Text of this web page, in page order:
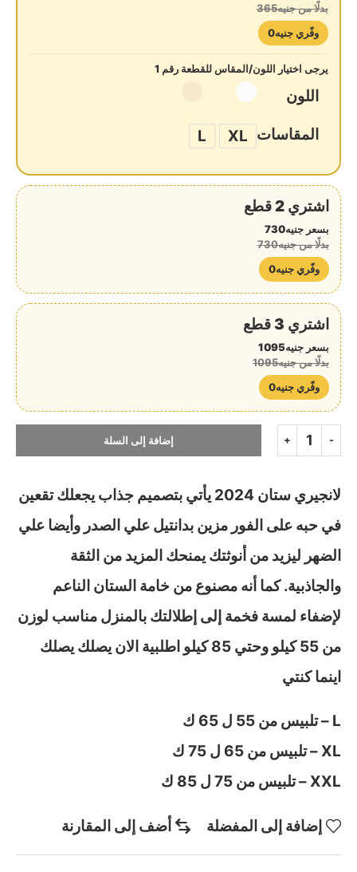
بدلًا من جنيه365
وفّري جنيه0
يرجى اختيار اللون/المقاس للقطعة رقم 1
اللون
المقاسات XL
L
اشتري 2 قطع
بسعر جنيه730
بدلًا من جنيه730
وفّري جنيه0
اشتري 3 قطع
بسعر جنيه1095
بدلًا من جنيه1095
وفّري جنيه0
إضافة إلى السلة
لانجيري ستان 2024 يأتي بتصميم جذاب يجعلك تقعين
في حبه على الفور مزين بدانتيل علي الصدر وأيضا علي
الضهر ليزيد من أنوثتك يمنحك المزيد من الثقة
والجاذبية. كما أنه مصنوع من خامة الستان الناعم
لإضفاء لمسة فخمة إلى إطلالتك بالمنزل مناسب لوزن
من 55 كيلو وحتي 85 كيلو اطلبية الان يصلك يصلك
اينما كنتي
L – تلبيس من 55 ل 65 ك
XL – تلبيس من 65 ل 75 ك
XXL – تلبيس من 75 ل 85 ك
إضافة إلى المفضلة أضف إلى المقارنة